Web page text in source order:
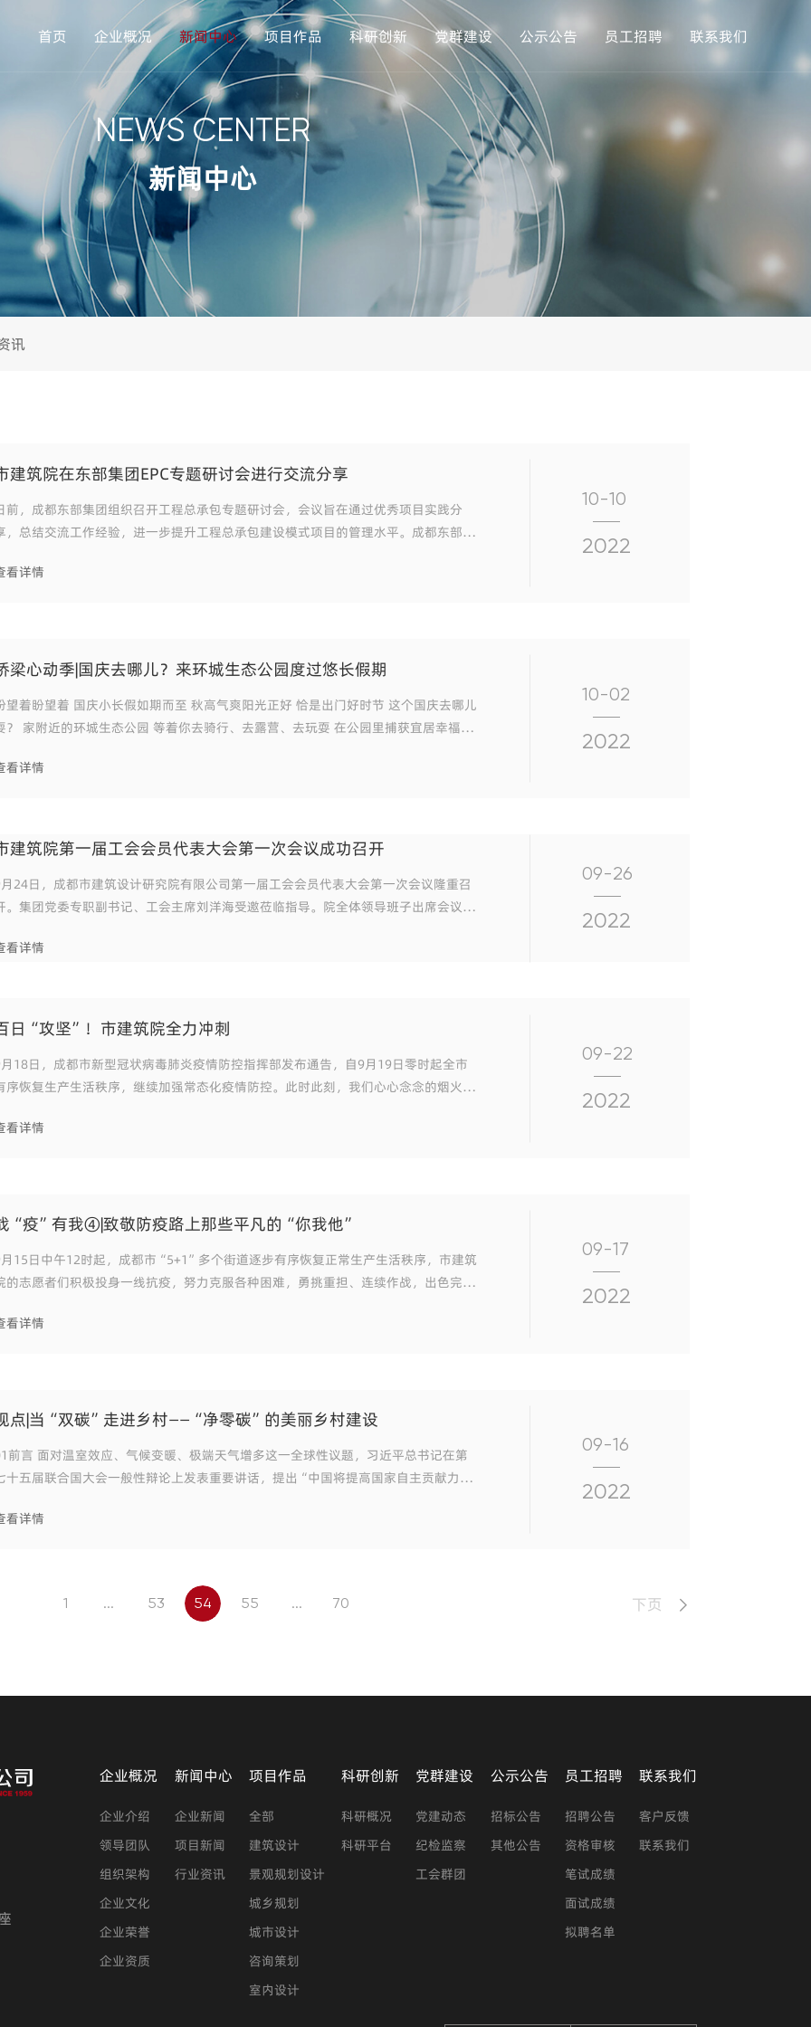
首页 企业概况 新闻中心 项目作品 科研创新 党群建设 公示公告 员工招聘 联系我们
NEWS CENTER
新闻中心
讯
建筑院在东部集团EPC专题研讨会进行交流分享
前，成都东部集团组织召开工程总承包专题研讨会，会议旨在通过优秀项目实践分
，总结交流工作经验，进一步提升工程总承包建设模式项目的管理水平。成都东部集
构相关负责人参会。 市建筑院工程总承包事业部受邀作主题分享。工程总承
看详情
10-10
2022
梁心动季|国庆去哪儿？来环城生态公园度过悠长假期
着 国庆小长假如期而至 秋高气爽阳光正好 恰是出门好时节 这个国庆去哪儿
、去露营、去玩耍 在公园里捕获宜居幸福的
看详情
10-02
2022
建筑院第一届工会会员代表大会第一次会议成功召开
24日，成都市建筑设计研究院有限公司第一届工会会员代表大会第一次会议隆重召
。集团党委专职副书记、工会主席刘洋海受邀莅临指导。院全体领导班子出席会议，
看详情
09-26
2022
日“攻坚”！市建筑院全力冲刺
18日，成都市新型冠状病毒肺炎疫情防控指挥部发布通告，自9月19日零时起全市
序恢复生产生活秩序，继续加强常态化疫情防控。此时此刻，我们心心念念的烟火成
。“星星之火，可以燎原”，靠的是对事物的
看详情
09-22
2022
“疫”有我④|致敬防疫路上那些平凡的“你我他”
15日中午12时起，成都市“5+1”多个街道逐步有序恢复正常生产生活秩序，市建筑
的志愿者们积极投身一线抗疫，努力克服各种困难，勇挑重担、连续作战，出色完成
看详情
09-17
2022
点|当“双碳”走进乡村——“净零碳”的美丽乡村建设
、气候变暖、极端天气增多这一全球性议题，习近平总书记在第
十五届联合国大会一般性辩论上发表重要讲话，提出“中国将提高国家自主贡献力
看详情
09-16
2022
1 ... 53 54 55 ... 70 下页
企业概况
企业介绍
领导团队
组织架构
企业文化
企业荣誉
企业资质
新闻中心
企业新闻
项目新闻
行业资讯
项目作品
全部
建筑设计
景观规划设计
城乡规划
城市设计
咨询策划
室内设计
科研创新
科研概况
科研平台
党群建设
党建动态
纪检监察
工会群团
公示公告
招标公告
其他公告
员工招聘
招聘公告
资格审核
笔试成绩
面试成绩
拟聘名单
联系我们
客户反馈
联系我们